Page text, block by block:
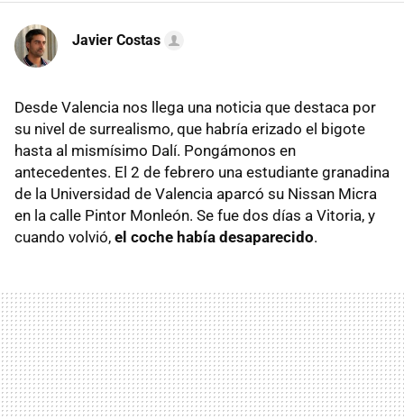
Javier Costas
Desde Valencia nos llega una noticia que destaca por
su nivel de surrealismo, que habría erizado el bigote
hasta al mismísimo Dalí. Pongámonos en
antecedentes. El 2 de febrero una estudiante granadina
de la Universidad de Valencia aparcó su Nissan Micra
en la calle Pintor Monleón. Se fue dos días a Vitoria, y
cuando volvió, el coche había desaparecido.